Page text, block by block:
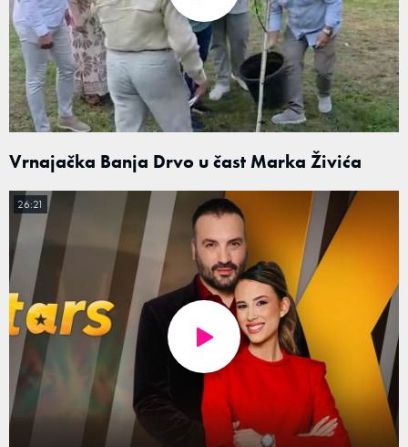
Vrnajačka Banja Drvo u čast Marka Živića
26:21